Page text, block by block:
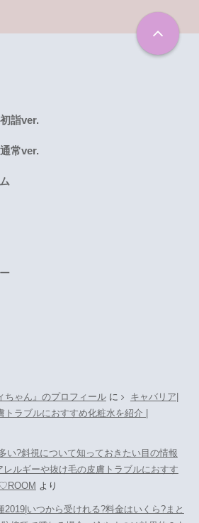
詣ver.
常ver.
ちゃん』のプロフィールに
キャバリア|
ラブルにおすすめ化粧水を紹介 |
い?斜視について知っておきたい目の情報
レルギーや抜け毛の皮膚トラブルにおすす
より
2019|いつから受けれる?料金はいくら?まと